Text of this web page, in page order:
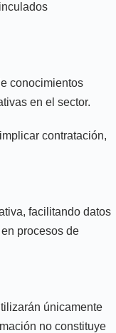
conocimientos
en el sector.
contratación,
facilitando datos
procesos de
únicamente
no constituye